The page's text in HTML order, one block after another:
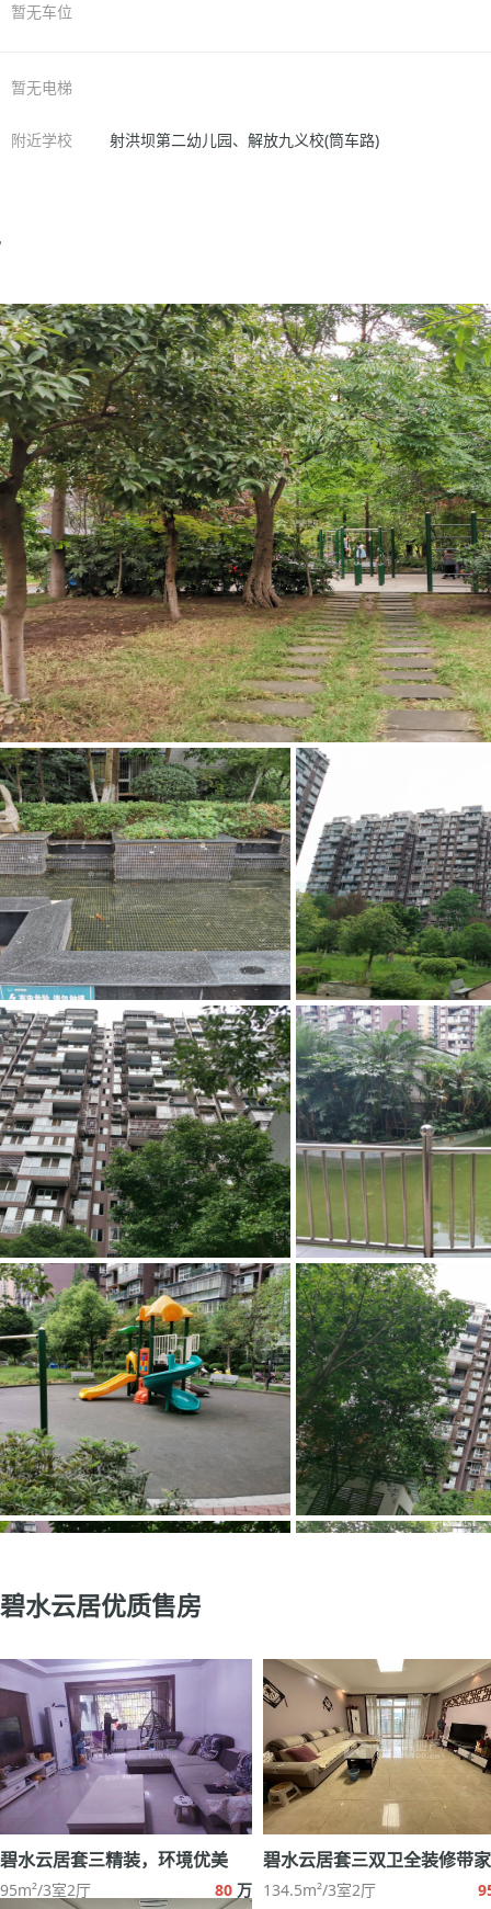
暂无车位
暂无电梯
附近学校 射洪坝第二幼儿园、解放九义校(筒车路)
碧水云居优质售房
碧水云居套三精装，环境优美
95m²/3室2厅 80 万 134.5m²/3室2厅